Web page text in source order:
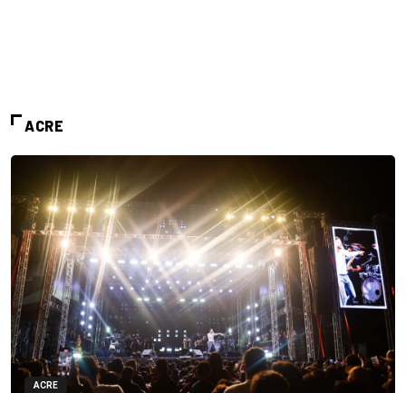
ACRE
ACRE